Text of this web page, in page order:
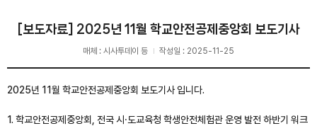
[보도자료] 2025년 11월 학교안전공제중앙회 보도기사
매체 : 시사투데이 등 작성일 : 2025-11-25
2025년 11월 학교안전공제중앙회 보도기사 입니다.
1. 학교안전공제중앙회, 전국 시⸱도교육청 학생안전체험관 운영 발전 하반기 워크